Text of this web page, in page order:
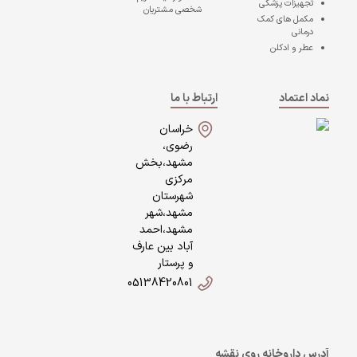
تجهیزات پزشکی
مکمل های کمک
درمانی
عطر و ادکلن
شخصی مشتریان
نماد اعتماد
ارتباط با ما
خراسان
رضوی،
مشهد،بخش
مرکزی
شهرستان
مشهد،شهر
مشهد،احمد
آباد بین عارف
و پرستار
05138420801